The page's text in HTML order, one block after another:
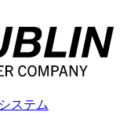
ステム